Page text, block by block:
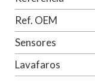
Ref. OEM
Sensores
Lavafaros